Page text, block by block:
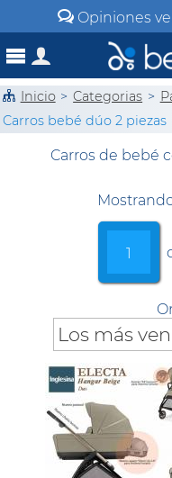
Opiniones
Inicio > Categorias >
Carros bebé dúo 2 piezas
Carros de bebé
1